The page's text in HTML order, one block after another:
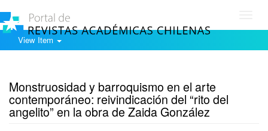
View Item
Monstruosidad y barroquismo en el arte
contemporáneo: reivindicación del “rito del
angelito” en la obra de Zaida González